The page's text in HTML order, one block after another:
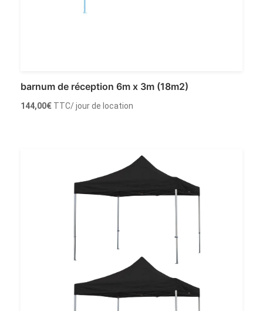
barnum de réception 6m x 3m (18m2)
144,00€ TTC/ jour de location